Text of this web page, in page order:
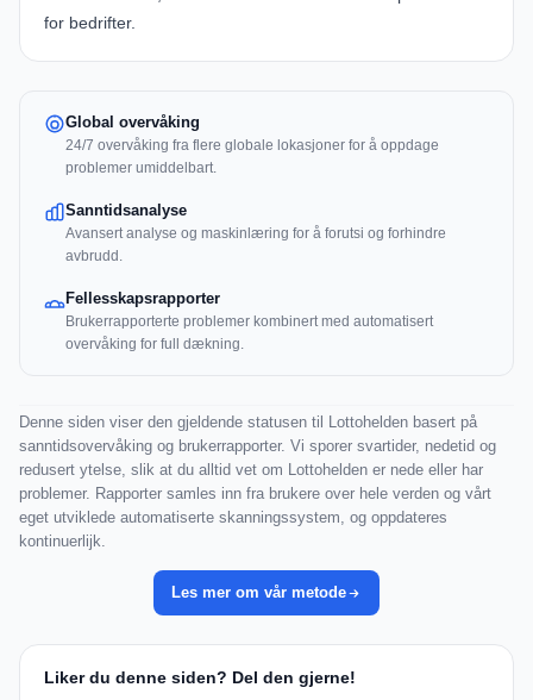
for bedrifter.
Global overvåking
24/7 overvåking fra flere globale lokasjoner for å oppdage
problemer umiddelbart.
Sanntidsanalyse
Avansert analyse og maskinlæring for å forutsi og forhindre
avbrudd.
Fellesskapsrapporter
Brukerrapporterte problemer kombinert med automatisert
overvåking for full dækning.
Denne siden viser den gjeldende statusen til Lottohelden basert på
sanntidsovervåking og brukerrapporter. Vi sporer svartider, nedetid og
redusert ytelse, slik at du alltid vet om Lottohelden er nede eller har
problemer. Rapporter samles inn fra brukere over hele verden og vårt
eget utviklede automatiserte skanningssystem, og oppdateres
kontinuerlijk.
Les mer om vår metode
Liker du denne siden? Del den gjerne!